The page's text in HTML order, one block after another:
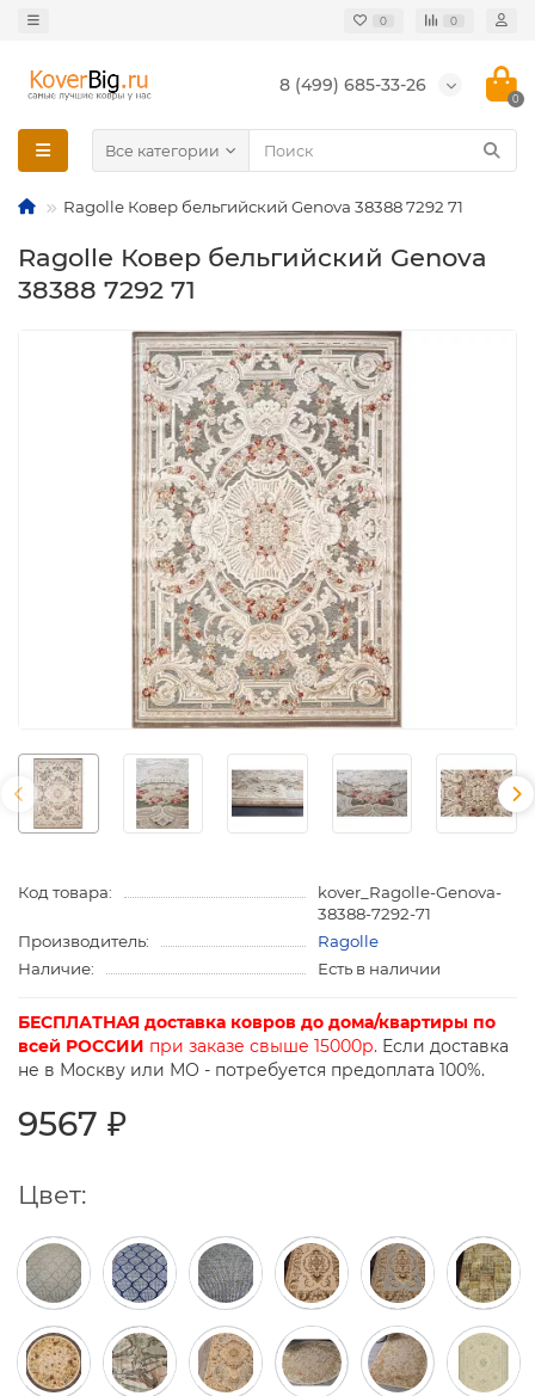
0 0
8 (499) 685-33-26
0
Все категории
Ragolle Ковер бельгийский Genova 38388 7292 71
Ragolle Ковер бельгийский Genova
38388 7292 71
Код товара:
kover_Ragolle-Genova-
38388-7292-71
Производитель:
Ragolle
Наличие:
Есть в наличии
БЕСПЛАТНАЯ доставка ковров до дома/квартиры по
всей РОССИИ при заказе свыше 15000р. Если доставка
не в Москву или МО - потребуется предоплата 100%.
9567 ₽
Цвет: